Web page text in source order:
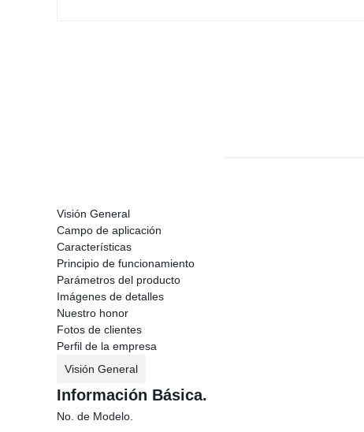
Visión General
Campo de aplicación
Características
Principio de funcionamiento
Parámetros del producto
Imágenes de detalles
Nuestro honor
Fotos de clientes
Perfil de la empresa
Visión General
Información Básica.
No. de Modelo.